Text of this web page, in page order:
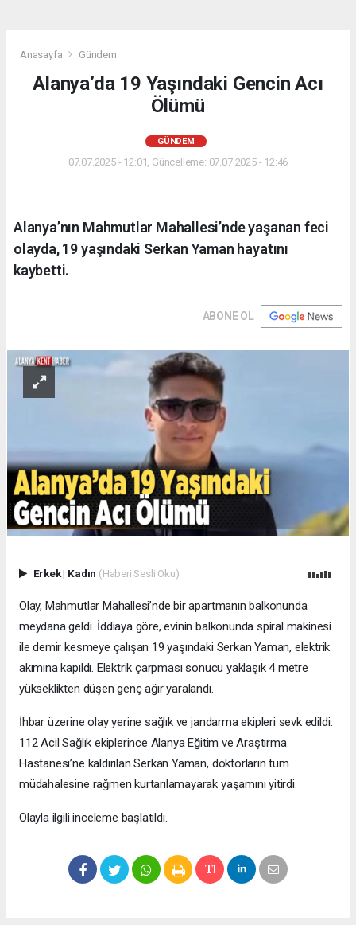
Anasayfa Gündem
Alanya’da 19 Yaşındaki Gencin Acı
Ölümü
GÜNDEM
07.07.2025 - 12:01, Güncelleme: 07.07.2025 - 12:46
Alanya’nın Mahmutlar Mahallesi’nde yaşanan feci
olayda, 19 yaşındaki Serkan Yaman hayatını
kaybetti.
ABONE OL
Erkek| Kadın (Haberi Sesli Oku)
Olay, Mahmutlar Mahallesi’nde bir apartmanın balkonunda
meydana geldi. İddiaya göre, evinin balkonunda spiral makinesi
ile demir kesmeye çalışan 19 yaşındaki Serkan Yaman, elektrik
akımına kapıldı. Elektrik çarpması sonucu yaklaşık 4 metre
yükseklikten düşen genç ağır yaralandı.
İhbar üzerine olay yerine sağlık ve jandarma ekipleri sevk edildi.
112 Acil Sağlık ekiplerince Alanya Eğitim ve Araştırma
Hastanesi’ne kaldırılan Serkan Yaman, doktorların tüm
müdahalesine rağmen kurtarılamayarak yaşamını yitirdi.
Olayla ilgili inceleme başlatıldı.